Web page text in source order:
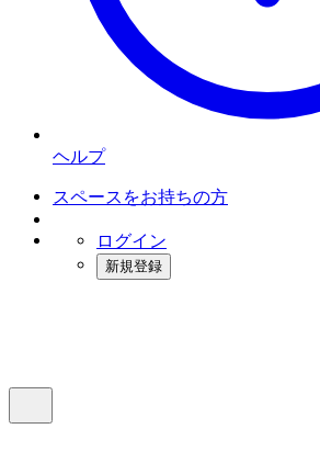
ヘルプ
スペースをお持ちの方
ログイン
新規登録